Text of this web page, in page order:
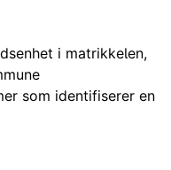
i matrikkelen,
som identifiserer en